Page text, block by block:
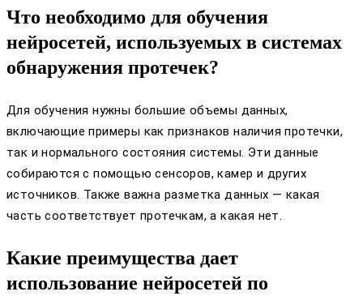
Что необходимо для обучения
нейросетей, используемых в системах
обнаружения протечек?
Для обучения нужны большие объемы данных,
включающие примеры как признаков наличия протечки,
так и нормального состояния системы. Эти данные
собираются с помощью сенсоров, камер и других
источников. Также важна разметка данных — какая
часть соответствует протечкам, а какая нет.
Какие преимущества дает
использование нейросетей по